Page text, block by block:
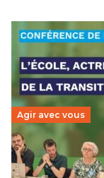
Agir avec vous
Transition
Éducation fait